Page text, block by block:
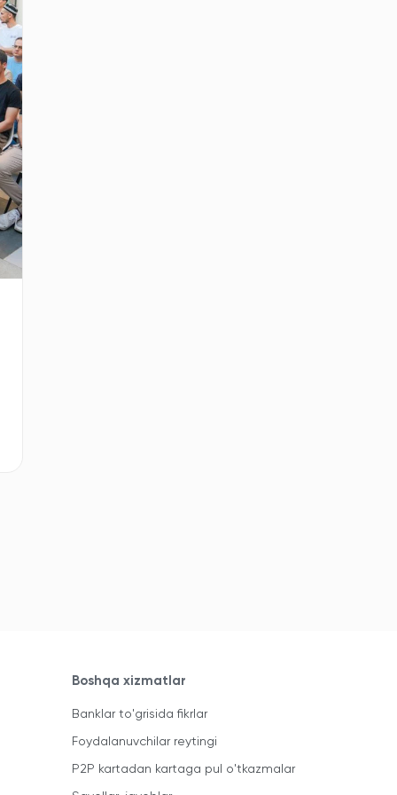
Boshqa xizmatlar
Banklar to'grisida fikrlar
Foydalanuvchilar reytingi
P2P kartadan kartaga pul o'tkazmalar